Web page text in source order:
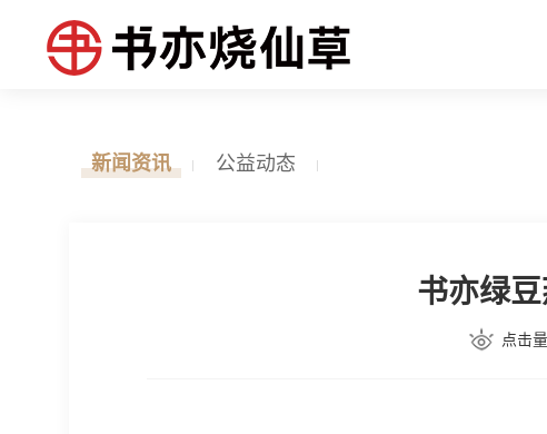
新闻资讯 公益动态
书亦绿
点击